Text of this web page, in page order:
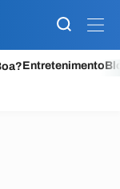
Entretenimento